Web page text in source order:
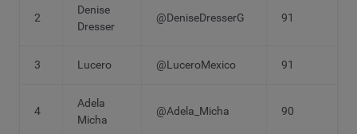
2
Denise
Dresser
@DeniseDresserG 91
3 Lucero @LuceroMexico 91
4
Adela
Micha
@Adela_Micha 90